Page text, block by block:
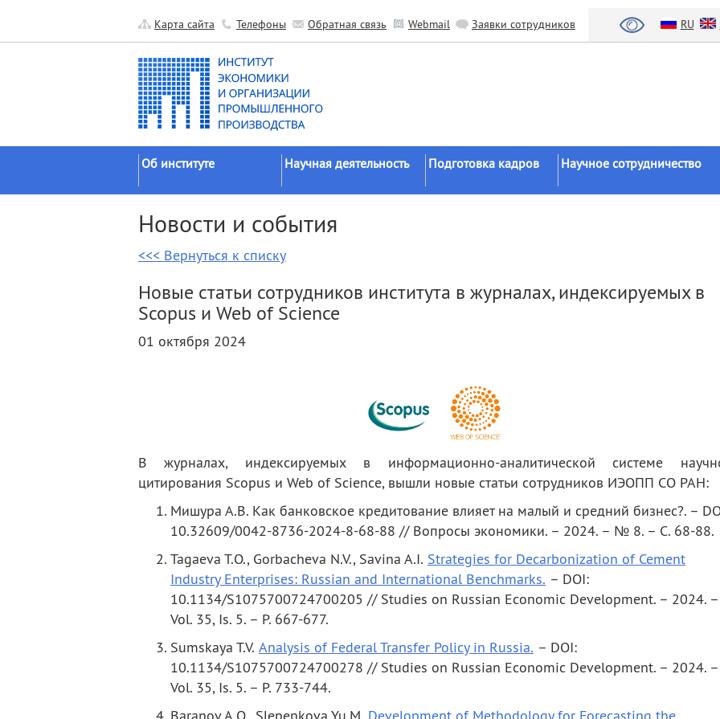
Карта сайта Телефоны Обратная связь Webmail Заявки сотрудников RU
Об институте
Официальные документы
История
Научные подразделения
Прочие подразделения
Издательская
Научная деятельность
исследований
Гранты
Научные школы
Подготовка кадров
советы
Научное сотрудничество
Бизнес
Новости и события
<<< Вернуться к списку
Новые статьи сотрудников института в журналах, индексируемых в
Scopus и Web of Science
01 октября 2024
В журналах, индексируемых в информационно-аналитической системе
цитирования Scopus и Web of Science, вышли новые статьи сотрудников ИЭОПП СО РАН:
Мишура А.В. Как банковское кредитование влияет на малый и средний бизнес?. –
10.32609/0042-8736-2024-8-68-88 // Вопросы экономики. – 2024. – № 8. – С. 68-88.
Tagaeva T.O., Gorbacheva N.V., Savina A.I. Strategies for Decarbonization of Cement
Industry Enterprises: Russian and International Benchmarks. – DOI:
10.1134/S1075700724700205 // Studies on Russian Economic Development. – 2024. –
Vol. 35, Is. 5. – P. 667-677.
Sumskaya T.V. Analysis of Federal Transfer Policy in Russia. – DOI:
10.1134/S1075700724700278 // Studies on Russian Economic Development. – 2024. –
Vol. 35, Is. 5. – P. 733-744.